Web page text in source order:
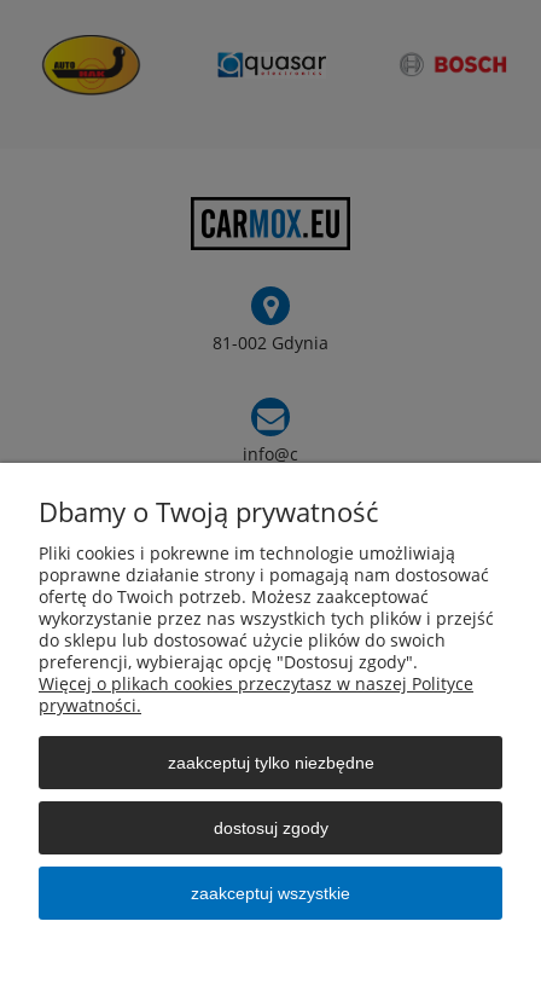
81-002 Gdynia
info@c
Pomoc
Moje konto
Płatności i dostawa
Informacje
O nas
Dbamy o Twoją prywatność
Pliki cookies i pokrewne im technologie umożliwiają
poprawne działanie strony i pomagają nam dostosować
ofertę do Twoich potrzeb. Możesz zaakceptować
wykorzystanie przez nas wszystkich tych plików i przejść
do sklepu lub dostosować użycie plików do swoich
preferencji, wybierając opcję "Dostosuj zgody".
Więcej o plikach cookies przeczytasz w naszej Polityce
prywatności.
zaakceptuj tylko niezbędne
dostosuj zgody
zaakceptuj wszystkie